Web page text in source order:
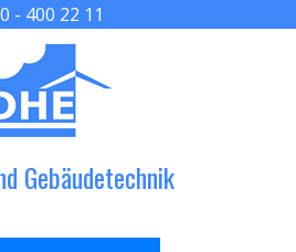
- 400 22 11
Gebäudetechnik